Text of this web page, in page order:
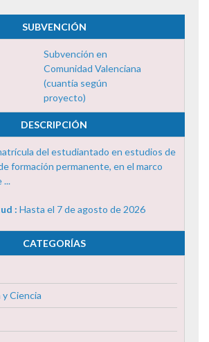
SUBVENCIÓN
Subvención en
Comunidad Valenciana
(cuantía según
proyecto)
DESCRIPCIÓN
del estudiantado en estudios de
formación permanente, en el marco
...
: Hasta el 7 de agosto de 2026
CATEGORÍAS
Ciencia